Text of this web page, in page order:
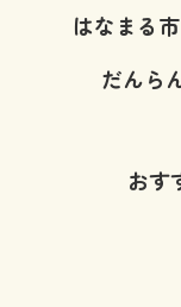
はなまる市
だんら
おす